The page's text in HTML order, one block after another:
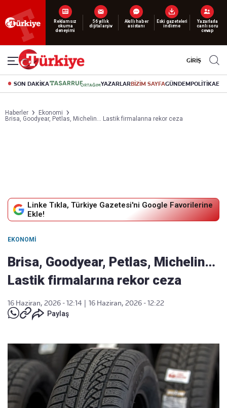
Yeni nesil dijital
abonelik 19 TL’den başlayan fiyatlarla.
GİRİŞ
SON DAKİKA YAZARLARBİZİM SAYFAGÜNDEMPOLİTİKA
Haberler
Ekonomi
Brisa, Goodyear, Petlas, Michelin… Lastik firmalarına rekor ceza
Linke Tıkla, Türkiye Gazetesi'ni Google Favorilerine
Ekle!
EKONOMI
Brisa, Goodyear, Petlas, Michelin…
Lastik firmalarına rekor ceza
16 Haziran, 2026 - 12:14
16 Haziran, 2026 - 12:22
Paylaş